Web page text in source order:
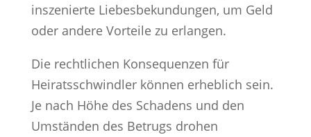
inszenierte Liebesbekundungen, um Geld
oder andere Vorteile zu erlangen.
Die rechtlichen Konsequenzen für
Heiratsschwindler können erheblich sein.
Je nach Höhe des Schadens und den
Umständen des Betrugs drohen